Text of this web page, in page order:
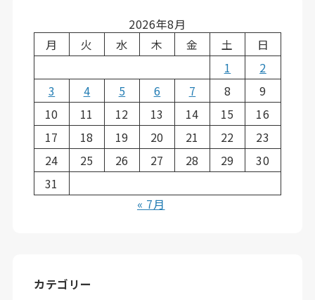
2026年8月
月
火 水 木 金 土
日
1
2
3
4 5 6 7 8
9
10
11 12 13 14 15
16
17
18 19 20 21 22
23
24
25 26 27 28 29
30
31
« 7月
カテゴリー